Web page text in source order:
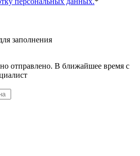
заполнения
отправлено. В ближайшее время с